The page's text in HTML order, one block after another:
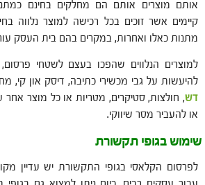
אותם מוצרים אותם הם מחלקים בחינם
קיימים אשר זוכים בכל רכישה למוצר נלווה
מתנות כאלו ואחרות, במקרים בהם בית העסק
למוצרים הנלווים שהפכו בעצם לשטחי פרסום,
להיעשות על גבי מכשירי כתיבה, דיסק און קי,
דש, חולצות, סטיקרים, מטריות או כל מוצר אחר
או להעביר מסר שיווקי.
שימוש בגופי תקשורת
לפרסום הקלאסי בגופי התקשורת יש עדיין